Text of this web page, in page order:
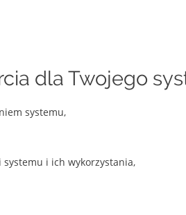
dla Twojego
systemu,
i ich wykorzystania,